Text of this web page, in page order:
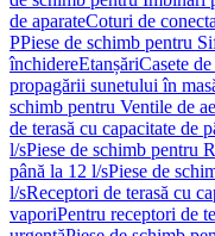
de aparateCoturi de
PPiese de schimb pentru
închidereEtanșăriCasete
propagării sunetului în
schimb pentru Ventile de
de terasă cu capacitate de
l/sPiese de schimb pentru
până la 12 l/sPiese de
l/sReceptori de terasă cu
vaporiPentru receptori de